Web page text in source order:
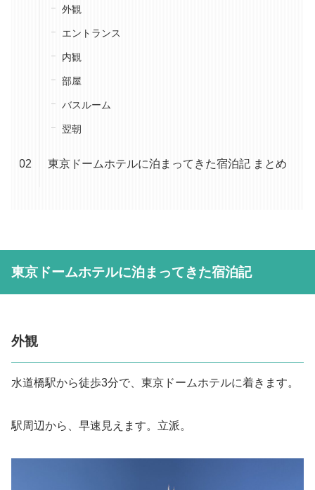
外観
エントランス
内観
部屋
バスルーム
翌朝
東京ドームホテルに泊まってきた宿泊記 まとめ
東京ドームホテルに泊まってきた宿泊記
外観
水道橋駅から徒歩3分で、東京ドームホテルに着きます。
駅周辺から、早速見えます。立派。